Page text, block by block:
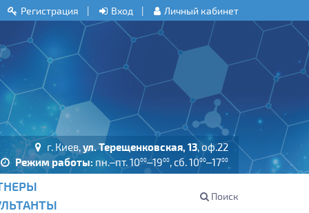
Личный кабинет
Вход
Регистрация
г. Киев,ул. Терещенковская, 13, оф.22
Режим работы: пн.–пт. 1000–1900, сб. 1000–1700
Поиск